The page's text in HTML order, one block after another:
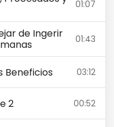
01:07
de Ingerir
01:43
Beneficios 03:12
2 00:52